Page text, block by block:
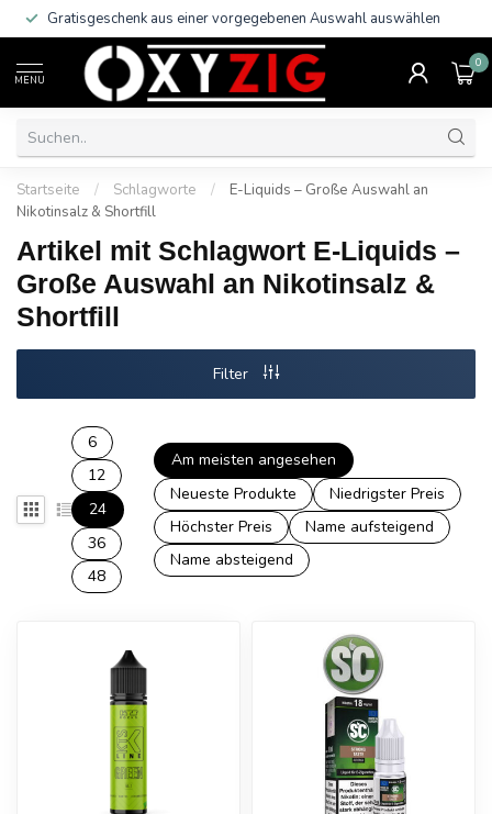
Gratisgeschenk aus einer vorgegebenen Auswahl auswählen
MENU
0
Startseite / Schlagworte /
E-Liquids – Große Auswahl an
Nikotinsalz & Shortfill
Artikel mit Schlagwort E-Liquids –
Große Auswahl an Nikotinsalz &
Shortfill
Filter
6
12
24
36
48
Am meisten angesehen
Neueste Produkte
Niedrigster Preis
Höchster Preis
Name aufsteigend
Name absteigend